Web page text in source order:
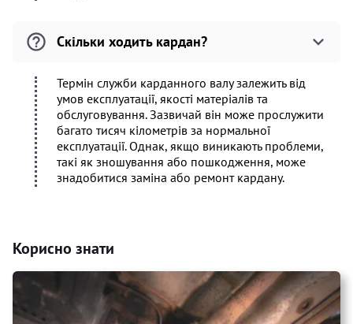
Скільки ходить кардан?
Термін служби карданного валу залежить від
умов експлуатації, якості матеріалів та
обслуговування. Зазвичай він може прослужити
багато тисяч кілометрів за нормальної
експлуатації. Однак, якщо виникають проблеми,
такі як зношування або пошкодження, може
знадобитися заміна або ремонт кардану.
Корисно знати